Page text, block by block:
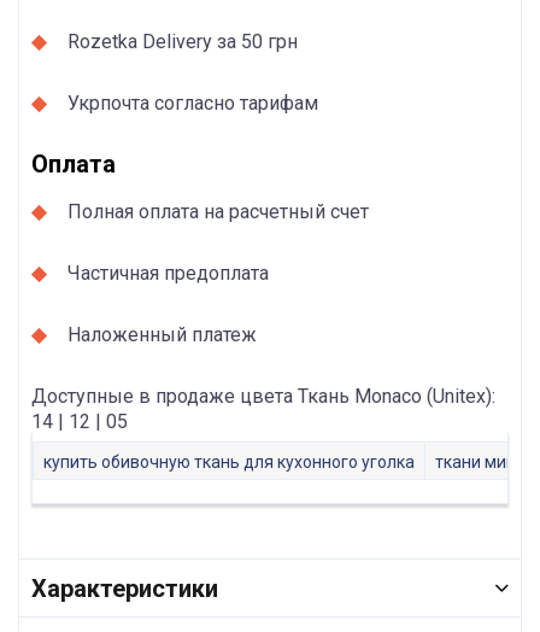
Rozetka Delivery за 50 грн
Укрпочта согласно тарифам
Оплата
Полная оплата на расчетный счет
Частичная предоплата
Наложенный платеж
Доступные в продаже цвета Ткань Monaco (Unitex):
14 | 12 | 05
купить обивочную ткань для кухонного уголка ткани
Характеристики